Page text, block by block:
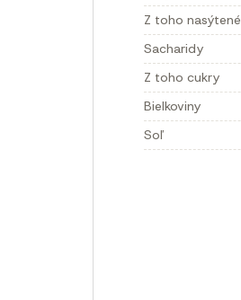
Z toho
Sacharidy
Z toho cukry
Bielkoviny
Soľ